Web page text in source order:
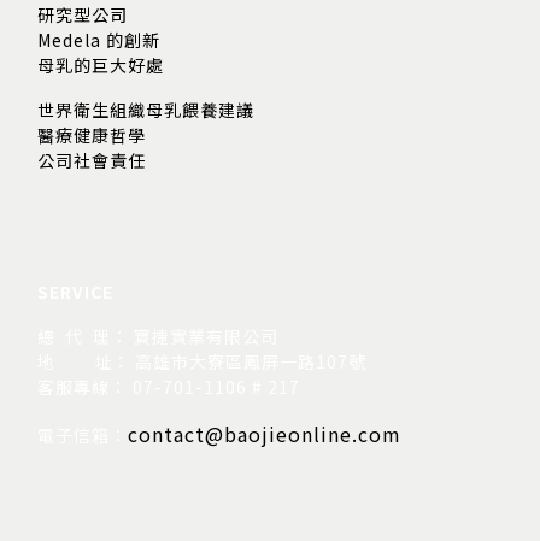
研究型公司
Medela 的創新
母乳的巨大好處
世界衛生組織母乳餵養建議
醫療健康哲學
公司社會責任
contact@baojieonline.com